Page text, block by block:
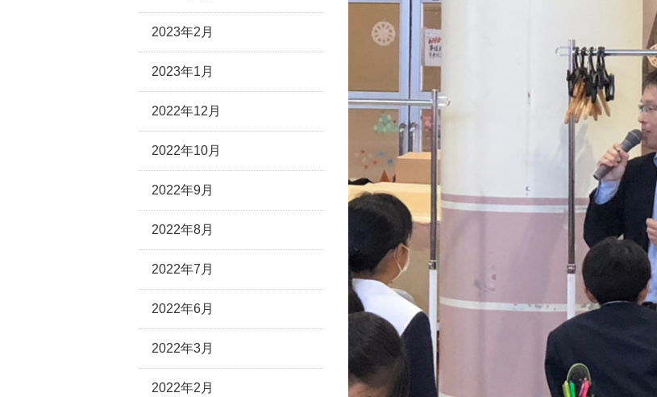
2023年2月
2023年1月
2022年12月
2022年10月
2022年9月
2022年8月
2022年7月
2022年6月
2022年3月
2022年2月